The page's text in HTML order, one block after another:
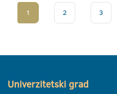
1 2 3
Univerzitetski grad